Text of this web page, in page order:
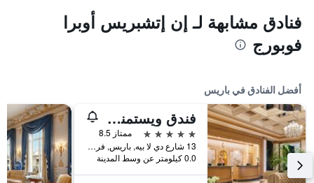
فنادق مشابهة لـ إن إتشبريس أوبرا
فوبورج
أفضل الفنادق في باريس
فندق ويستمنستر
5 نجوم
ممتاز 8.5
13 شارع دي لا بيه, باريس, فرنسا
0.0 كيلومتر عن وسط المدينة